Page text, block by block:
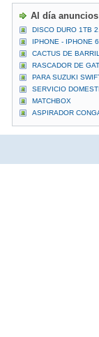
Al día
DISCO DURO 1TB
IPHONE - IPHONE
CACTUS DE
RASCADOR DE
PARA SUZUKI
SERVICIO
MATCHBOX
ASPIRADOR